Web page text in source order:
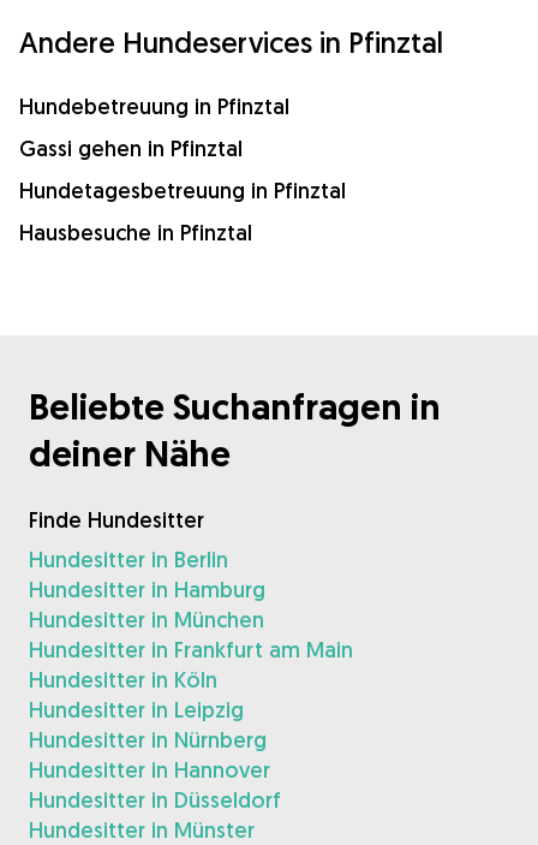
Andere Hundeservices in Pfinztal
Hundebetreuung in Pfinztal
Gassi gehen in Pfinztal
Hundetagesbetreuung in Pfinztal
Hausbesuche in Pfinztal
Beliebte Suchanfragen in
deiner Nähe
Finde Hundesitter
Hundesitter in Berlin
Hundesitter in Hamburg
Hundesitter in München
Hundesitter in Frankfurt am Main
Hundesitter in Köln
Hundesitter in Leipzig
Hundesitter in Nürnberg
Hundesitter in Hannover
Hundesitter in Düsseldorf
Hundesitter in Münster